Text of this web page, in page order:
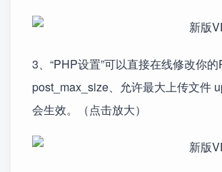
3、“PHP设置”可以直接在线修改你
post_max_size、允许最大上传文件
会生效。（点击放大）